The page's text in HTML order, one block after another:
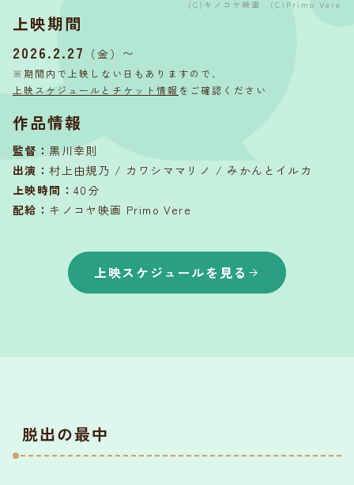
(C)キノコヤ映画 (C)Primo Vere
上映期間
2026.2.27 （金） 〜
※期間内で上映しない日もありますので、
上映スケジュールとチケット情報 をご確認ください
作品情報
監督 ：黒川幸則
出演 ：村上由規乃 / カワシママリノ / みかんとイルカ
上映時間 ：40分
配給 ： キノコヤ映画 Primo Vere
上映スケジュールを見る
脱出の最中